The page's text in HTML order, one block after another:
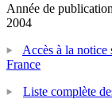
Année de publication
2004
Accès à la notice
France
Liste complète